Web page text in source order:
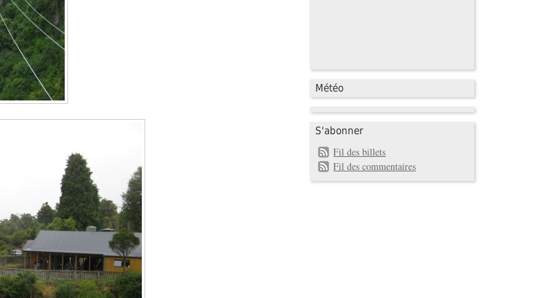
Météo
S'abonner
Fil des billets
Fil des commentaires